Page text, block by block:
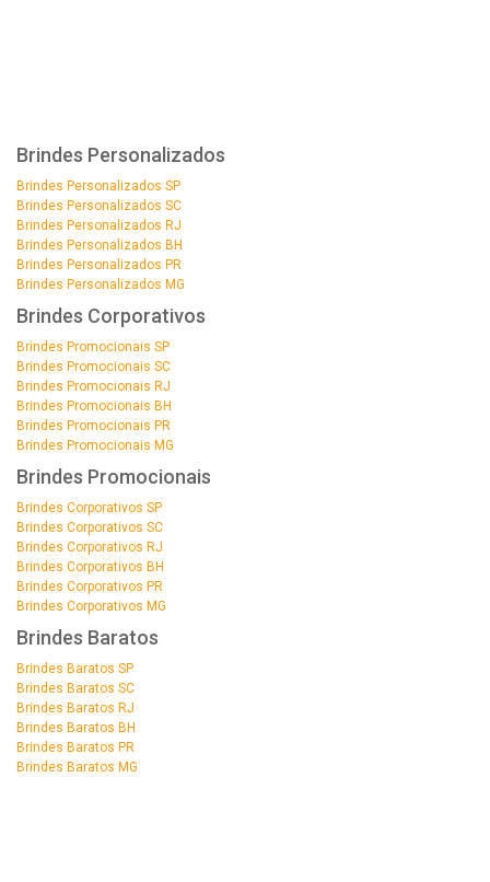
Brindes Personalizados
Brindes Personalizados SP
Brindes Personalizados SC
Brindes Personalizados RJ
Brindes Personalizados BH
Brindes Personalizados PR
Brindes Personalizados MG
Brindes Corporativos
Brindes Promocionais SP
Brindes Promocionais SC
Brindes Promocionais RJ
Brindes Promocionais BH
Brindes Promocionais PR
Brindes Promocionais MG
Brindes Promocionais
Brindes Corporativos SP
Brindes Corporativos SC
Brindes Corporativos RJ
Brindes Corporativos BH
Brindes Corporativos PR
Brindes Corporativos MG
Brindes Baratos
Brindes Baratos SP
Brindes Baratos SC
Brindes Baratos RJ
Brindes Baratos BH
Brindes Baratos PR
Brindes Baratos MG